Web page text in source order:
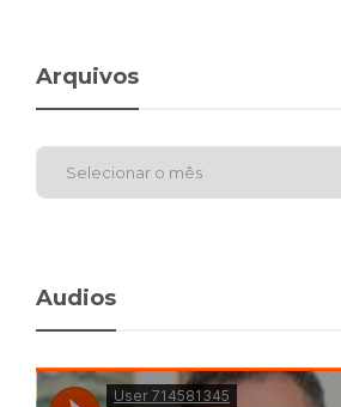
Arquivos
Audios